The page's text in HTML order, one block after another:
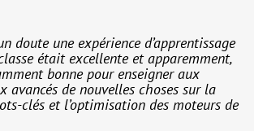
doute une expérience d’apprentissage
était excellente et apparemment,
bonne pour enseigner aux
avancés de nouvelles choses sur la
clés et l’optimisation des moteurs de